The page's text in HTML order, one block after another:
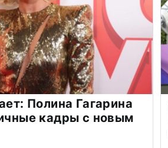
Полина Гагарина
кадры с новым